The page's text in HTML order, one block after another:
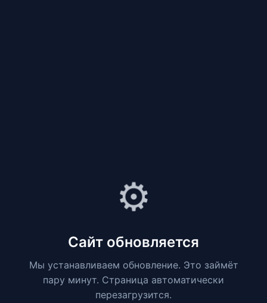
⚙️
Сайт обновляется
Мы устанавливаем обновление. Это займёт
пару минут. Страница автоматически
перезагрузится.